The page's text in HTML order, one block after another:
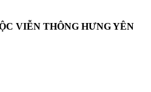
VIỄN THÔNG HƯNG YÊN